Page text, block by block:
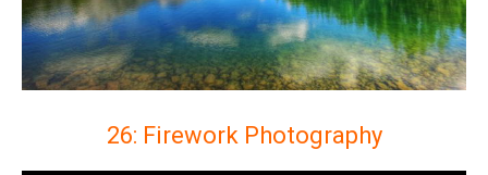
26: Firework Photography